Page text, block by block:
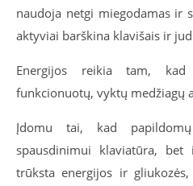
naudoja netgi miegodamas ir
aktyviai barškina klavišais ir
Energijos reikia tam,
funkcionuotų, vyktų medžiagų
Įdomu tai, kad
spausdinimui klaviatūra,
trūksta energijos ir